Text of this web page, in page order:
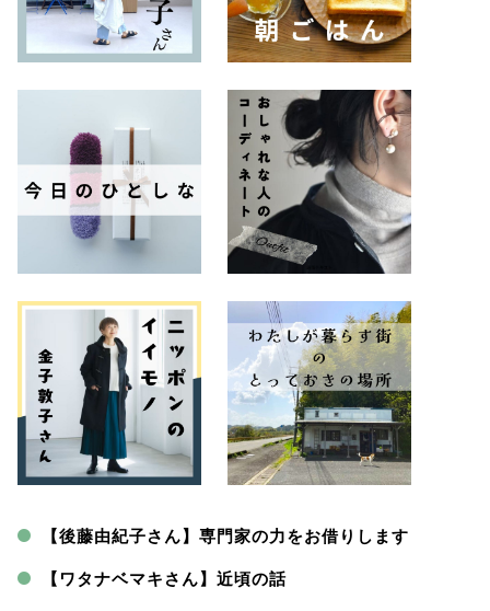
【後藤由紀子さん】専門家の力をお借りします
【ワタナベマキさん】近頃の話